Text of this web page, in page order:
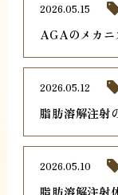
AGAのメカニ
2026.05.15
脂肪溶解注射
2026.05.12
脂肪溶解注射
2026.05.10